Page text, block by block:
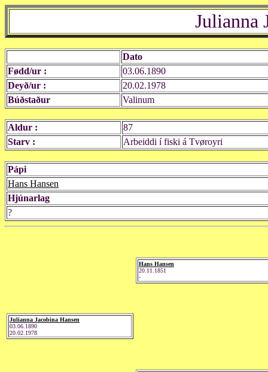
Julianna
Dato
Fødd/ur :
03.06.1890
Deyð/ur :
20.02.1978
Búðstaður
Valinum
Aldur :
87
Starv :
Arbeiddi í fiski á Tvøroyri
Pápi
Hans Hansen
Hjúnarlag
?
Julianna Jacobina Hansen
03.06.1890
20.02.1978
Hans Hansen
20.11.1851
-